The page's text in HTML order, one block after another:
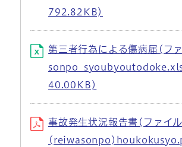
792.82KB)
第三者行為による傷病届(ファ
sonpo_syoubyoutodoke.xls
40.00KB)
事故発生状況報告書(ファイル